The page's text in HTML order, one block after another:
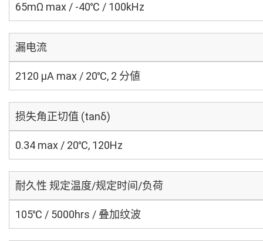
65mΩ max / -40℃ / 100kHz
漏电流
2120 μA max / 20℃, 2 分値
损失角正切值 (tanδ)
0.34 max / 20℃, 120Hz
耐久性 规定温度/规定时间/负荷
105℃ / 5000hrs / 叠加纹波